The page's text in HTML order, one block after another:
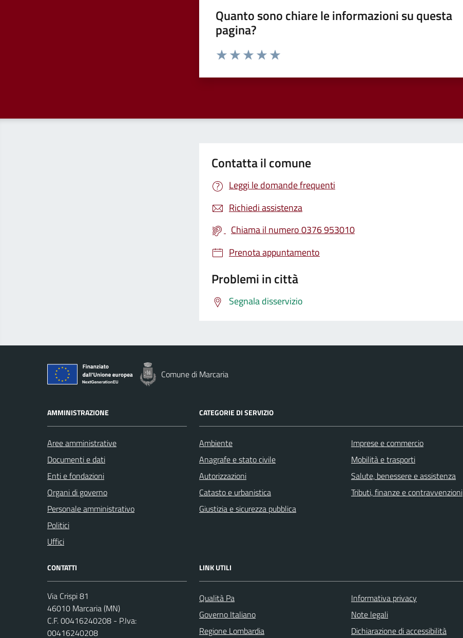
Quanto sono chiare le informazioni su questa
pagina?
Valuta da 1 a 5 stelle la pagina
Contatta il comune
Leggi le domande frequenti
Richiedi assistenza
Chiama il numero 0376 953010
Prenota appuntamento
Problemi in città
Segnala disservizio
Comune di Marcaria
AMMINISTRAZIONE
Aree amministrative
Documenti e dati
Enti e fondazioni
Organi di governo
Personale amministrativo
Politici
Uffici
CATEGORIE DI SERVIZIO
Ambiente
Anagrafe e stato civile
Autorizzazioni
Catasto e urbanistica
Giustizia e sicurezza pubblica
Imprese e commercio
Mobilità e trasporti
Salute, benessere e assistenza
Tributi, finanze e contravvenzioni
CONTATTI
Via Crispi 81
46010 Marcaria (MN)
C.F. 00416240208 - P.Iva:
00416240208
LINK UTILI
Qualità Pa
Governo Italiano
Regione Lombardia
Informativa privacy
Note legali
Dichiarazione di accessibilità